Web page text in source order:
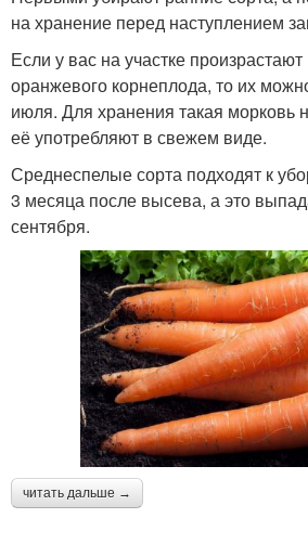
на хранение перед наступлением
Если у вас на участке
оранжевого корнеплода, то их
июля. Для хранения такая морковь
её употребляют в свежем виде.
Среднеспелые сорта подходят к
3 месяца после высева, а это
сентября.
читать дальше →